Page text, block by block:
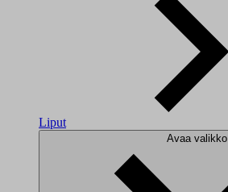
Liput
Avaa valikko